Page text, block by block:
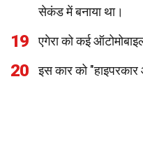
सेकंड में बनाया था।
19 एगेरा को कई
20 इस कार को